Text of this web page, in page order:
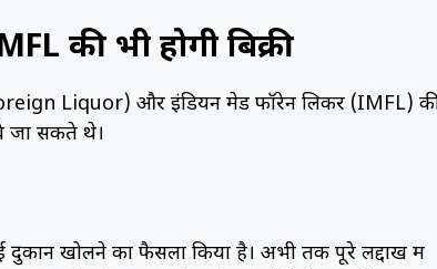
की भी होगी बिक्री
Liquor) और इंडियन मेड फॉरेन लिकर (IMFL)
जा सकते थे।
दुकानें खोलने का फैसला किया है। अभी तक पूरे लद्दाख में